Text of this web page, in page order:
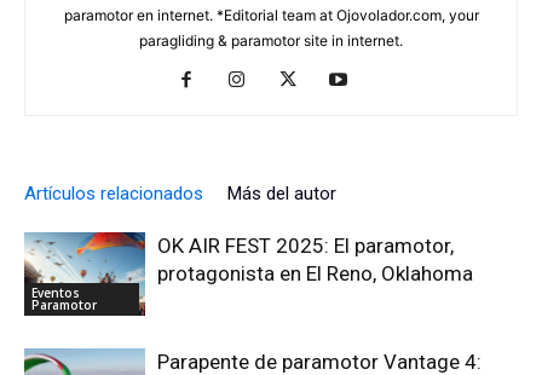
paramotor en internet. *Editorial team at Ojovolador.com, your
paragliding & paramotor site in internet.
Artículos relacionados Más del autor
Eventos
Paramotor
OK AIR FEST 2025: El paramotor,
protagonista en El Reno, Oklahoma
Parapente de paramotor Vantage 4: